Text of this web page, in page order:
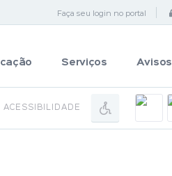
Faça seu login no portal
Serviços Avisos
ACESSIBILIDADE